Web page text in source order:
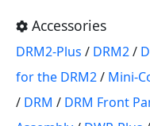
Accessories
DRM2-Plus / DRM2/
for the DRM2/ Mini-
/ DRM / DRM Front